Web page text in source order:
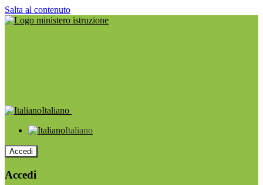
Salta al contenuto
Italiano
Italiano
Accedi
Accedi